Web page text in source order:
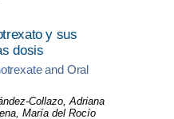
y sus
dosis
and Oral
Collazo, Adriana
María del Rocío